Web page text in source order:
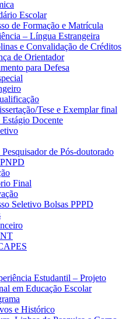
Escolar
de Formação e Matrícula
– Língua Estrangeira
e Convalidação de Créditos
de Orientador
para Defesa
Tese e Exemplar final
Estágio Docente
de Pós-doutorado
Final
Seletivo Bolsas PPPD
Estudantil – Projeto
em Educação Escolar
e Histórico